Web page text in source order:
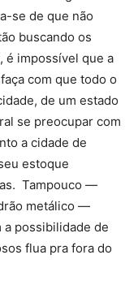
se de que não
buscando os
é impossível que a
com que todo o
de um estado
se preocupar com
a cidade de
estoque
Tampouco —
metálico —
possibilidade de
flua pra fora do